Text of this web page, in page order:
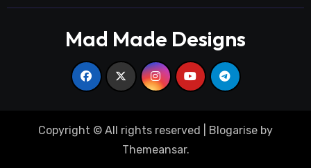
Mad Made Designs
Copyright © All rights reserved Blogarise by
Themeansar.